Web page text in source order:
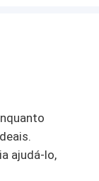
ajudá-lo,